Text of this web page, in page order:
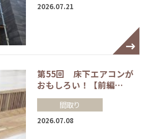
2026.07.21
第55回 床下エアコンが
おもしろい！【前編…
間取り
2026.07.08